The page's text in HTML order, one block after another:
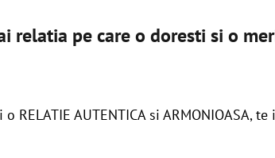
relatia pe care o doresti si o
RELATIE AUTENTICA si